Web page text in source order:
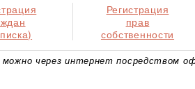
Регистрация
прав
собственности
через интернет посредством